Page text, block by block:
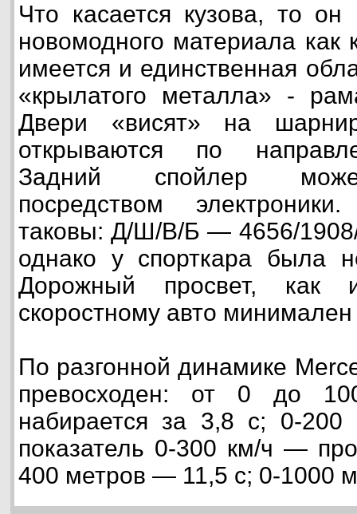
Что касается кузова, то он
новомодного материала как
имеется и единственная
«крылатого металла» -
Двери «висят» на
открываются по
Задний спойлер
посредством
таковы: Д/Ш/В/Б — 4656/
однако у спорткара была
Дорожный просвет, как
скоростному авто
По разгонной динамике
превосходен: от 0 до
набирается за 3,8 с; 0-
показатель 0-300 км/ч —
400 метров — 11,5 с; 0-1000